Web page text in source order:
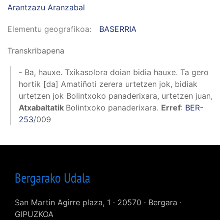
Arantzazu Aranzabal
Elementu geografikoa BASERRIA
Transkribapena
- Ba, hauxe. Txikasolora doian bidia hauxe. Ta gero
hortik [da] Amatiñoti zerera urtetzen jok, bidiak
urtetzen jok Bolintxoko panaderixara, urtetzen juan,
Atxabaltatik Bolintxoko panaderixara. Erref: BER-
253/009
Bergarako Udala
San Martin Agirre plaza, 1 · 20570 · Bergara ·
GIPUZKOA